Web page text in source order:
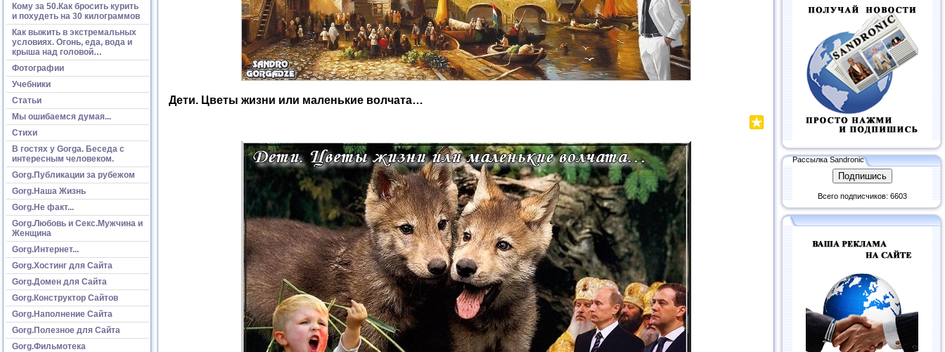
Кому за 50.Как бросить курить
и похудеть на 30 килограммов
Как выжить в экстремальных
условиях. Огонь, еда, вода и
крыша над головой…
Фотографии
Учебники
Статьи
Мы ошибаемся думая...
Стихи
В гостях у Gorga. Беседа с
интересным человеком.
Gorg.Публикации за рубежом
Gorg.Наша Жизнь
Gorg.Не факт...
Gorg.Любовь и Секс.Мужчина и
Женщина
Gorg.Интернет...
Gorg.Хостинг для Сайта
Gorg.Домен для Сайта
Gorg.Конструктор Сайтов
Gorg.Наполнение Сайта
Gorg.Полезное для Сайта
Gorg.Фильмотека
Дети. Цветы жизни или маленькие волчата…
Рассылка Sandronic
Всего подписчиков: 6603